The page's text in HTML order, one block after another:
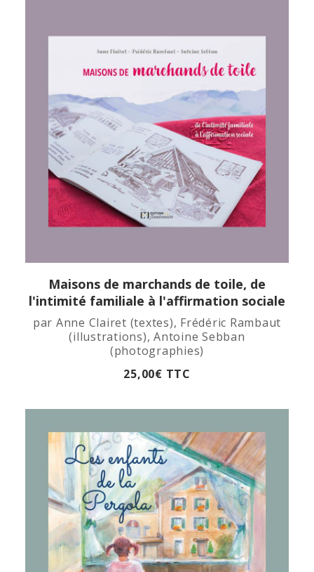
APERÇU RAPIDE
Maisons de marchands de toile, de
l'intimité familiale à l'affirmation sociale
par Anne Clairet (textes), Frédéric Rambaut
(illustrations), Antoine Sebban
(photographies)
25,00€ TTC